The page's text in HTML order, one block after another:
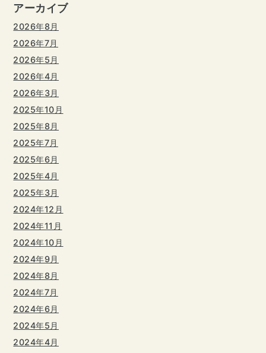
アーカイブ
2026年8月
2026年7月
2026年5月
2026年4月
2026年3月
2025年10月
2025年8月
2025年7月
2025年6月
2025年4月
2025年3月
2024年12月
2024年11月
2024年10月
2024年9月
2024年8月
2024年7月
2024年6月
2024年5月
2024年4月